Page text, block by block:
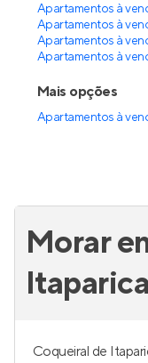
Apartamentos à
Apartamentos à
Apartamentos à
Apartamentos à
Mais opções
Apartamentos à
Morar
Itaparica
Coqueiral de